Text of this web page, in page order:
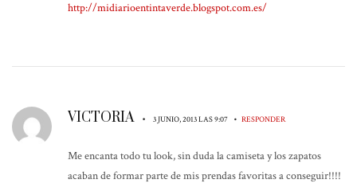
http://midiarioentintaverde.blogspot.com.es/
VICTORIA • 3 JUNIO, 2013 LAS 9:07 • RESPONDER
Me encanta todo tu look, sin duda la camiseta y los zapatos
acaban de formar parte de mis prendas favoritas a conseguir!!!!